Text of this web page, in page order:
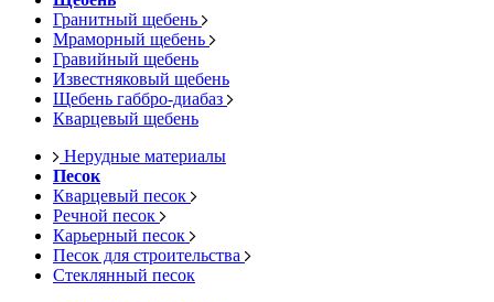
Гранитный щебень
Мраморный щебень
Гравийный щебень
Известняковый щебень
Щебень габбро-диабаз
Кварцевый щебень
Нерудные материалы
Песок
Кварцевый песок
Речной песок
Карьерный песок
Песок для строительства
Стеклянный песок